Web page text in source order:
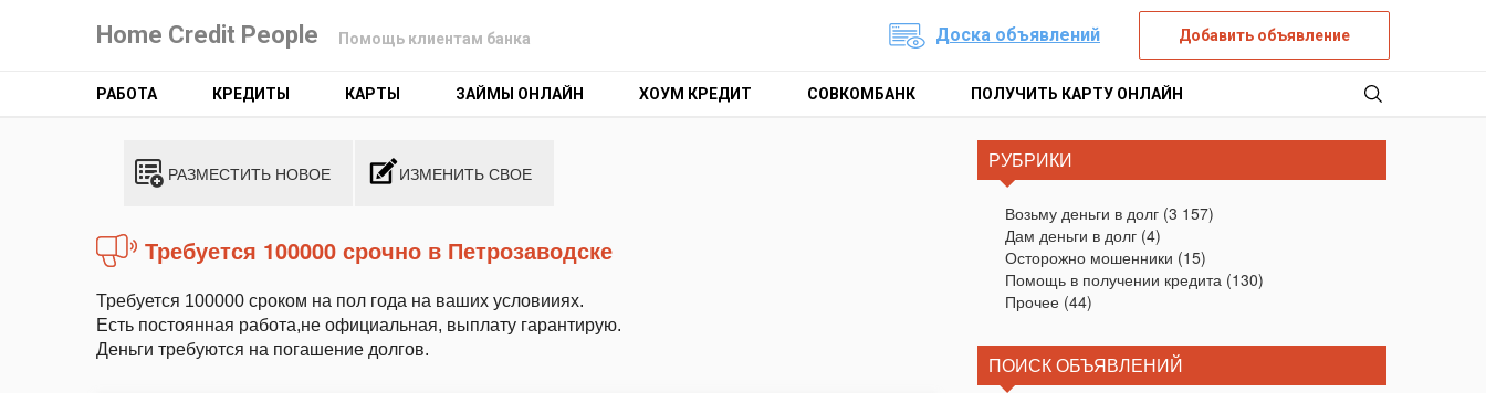
Home Credit People Помощь клиентам банка Доска объявлений Добавить объявление
РАБОТА КРЕДИТЫ КАРТЫ ЗАЙМЫ ОНЛАЙН ХОУМ КРЕДИТ СОВКОМБАНК ПОЛУЧИТЬ КАРТУ ОНЛАЙН
РАЗМЕСТИТЬ НОВОЕ ИЗМЕНИТЬ СВОЕ
Требуется 100000 срочно в Петрозаводске
Требуется 100000 сроком на пол года на ваших условииях.
Есть постоянная работа,не официальная, выплату гарантирую.
Деньги требуются на погашение долгов.
РУБРИКИ
Возьму деньги в долг(3 157)
Дам деньги в долг(4)
Осторожно мошенники (15)
Помощь в получении кредита(130)
Прочее(44)
ПОИСК ОБЪЯВЛЕНИЙ